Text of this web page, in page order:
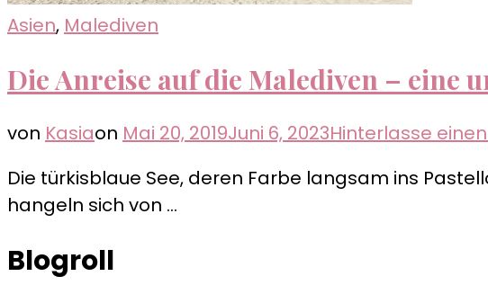
Asien, Malediven
Die Anreise auf die Malediven – eine
von Kasiaon Mai 20, 2019Juni 6, 2023Hinterlasse
Die türkisblaue See, deren Farbe langsam ins
hangeln sich von …
Blogroll